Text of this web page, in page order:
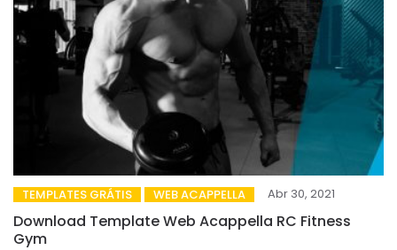
TEMPLATES GRÁTIS WEB ACAPPELLA Abr 30, 2021
Download Template Web Acappella RC Fitness
Gym